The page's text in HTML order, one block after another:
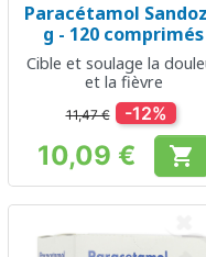
Paracétamol
g - 120 comprimés
Cible et soulage la
et la fièvre
11,47 € -12%
Prix
10,09 € 